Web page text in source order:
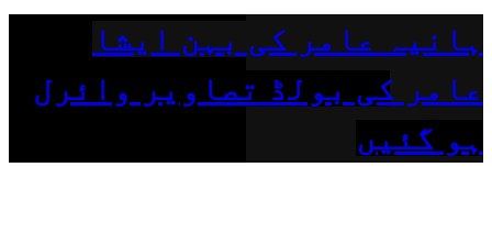
ہانیہ عامر کی بہن ایشا
عامر کی بولڈ تصاویر وائرل
ہو گئیں